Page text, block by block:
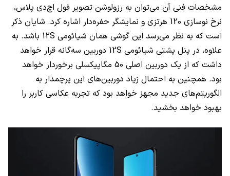
مشخصات فنی آن می‌توان به رزولوشن تصویر فول اچ‌دی پلاس،
نرخ نوسازی 120 هرتزی و نمایشگر حفره‌دار اشاره کرد. شایان ذکر
است که به نظر می‌رسد این گوشی همان شیائومی 12S باشد. به
علاوه، در پنل پشتی شیائومی 12S دوربین سه‌گانه قرار خواهد
داشت که از یک دوربین اصلی 50 مگاپیکسلی برخوردار خواهد
بود. همچنین به احتمال زیاد دوربین‌های این پرچمدار به
الگوریتم‌های جدید مجهز خواهد بود که تجربه عکاسی کاربر را
بهبود خواهد بخشید.